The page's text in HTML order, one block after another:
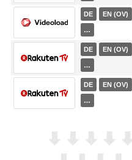
DE EN (OV)
…
DE EN (OV)
…
DE EN (OV)
…